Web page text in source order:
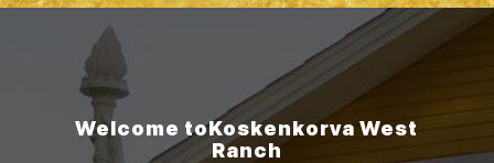
Welcome toKoskenkorvaWest
Ranch